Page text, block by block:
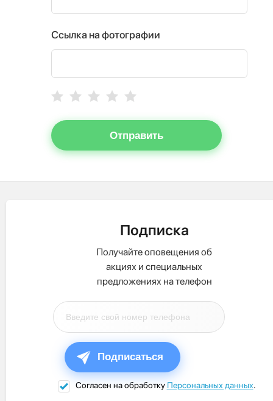
Ссылка на фотографии
Отправить
Подписка
Получайте оповещения об
акциях и специальных
предложениях на телефон
Подписаться
Согласен на обработку Персональных данных.